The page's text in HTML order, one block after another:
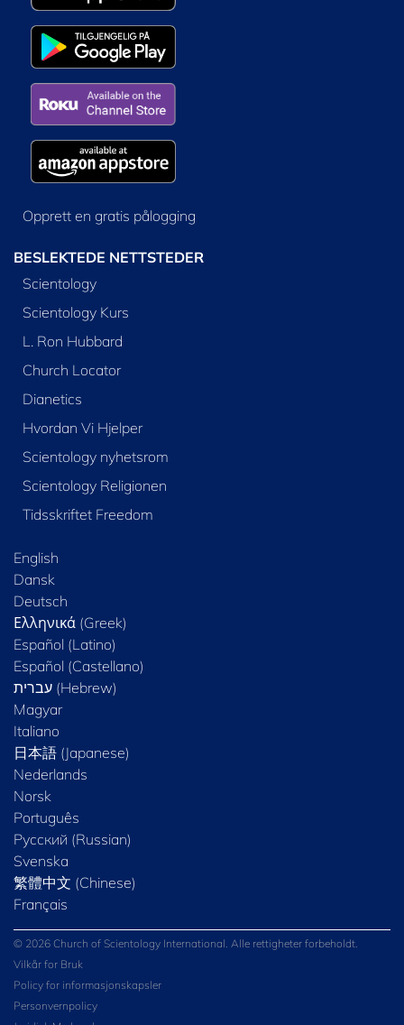
Opprett en gratis pålogging
BESLEKTEDE NETTSTEDER
Scientology
Scientology Kurs
L. Ron Hubbard
Church Locator
Dianetics
Hvordan Vi Hjelper
Scientology nyhetsrom
Scientology Religionen
Tidsskriftet Freedom
English
Dansk
Deutsch
Ελληνικά (Greek)
Español (Latino)
Español (Castellano)
Magyar
Italiano
日本語 (Japanese)
Nederlands
Norsk
Português
Русский (Russian)
Svenska
繁體中文 (Chinese)
Français
© 2026 Church of Scientology International. Alle rettigheter forbeholdt.
Vilkår for Bruk
Policy for informasjonskapsler
Personvernpolicy